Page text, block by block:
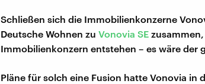
Schließen sich die Immobilienkonzerne
Deutsche Wohnen zu Vonovia SE
Immobilienkonzern entstehen – es wäre der
Pläne für solch eine Fusion hatte Vonovia in